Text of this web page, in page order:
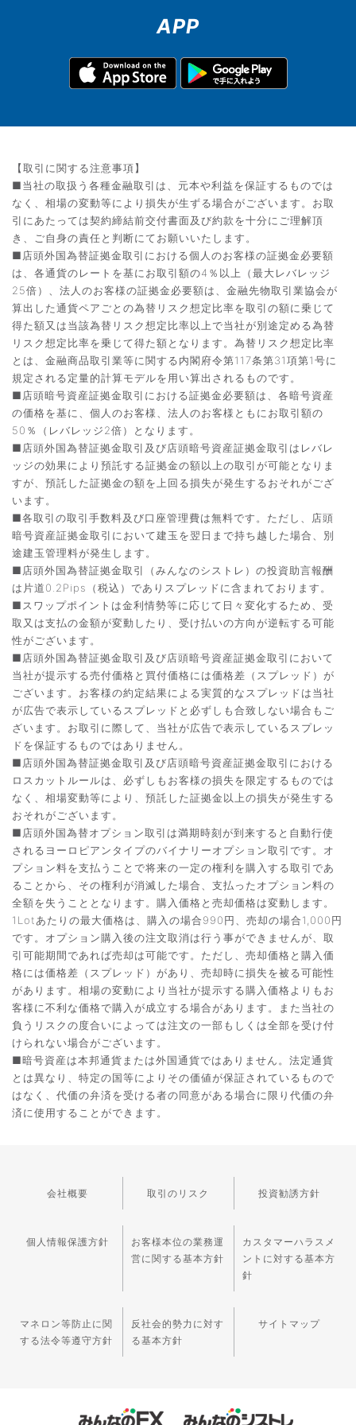
APP
【取引に関する注意事項】
■当社の取扱う各種金融取引は、元本や利益を保証するものでは
なく、相場の変動等により損失が生ずる場合がございます。お取
引にあたっては契約締結前交付書面及び約款を十分にご理解頂
き、ご自身の責任と判断にてお願いいたします。
■店頭外国為替証拠金取引における個人のお客様の証拠金必要額
は、各通貨のレートを基にお取引額の4％以上（最大レバレッジ
25倍）、法人のお客様の証拠金必要額は、金融先物取引業協会が
算出した通貨ペアごとの為替リスク想定比率を取引の額に乗じて
得た額又は当該為替リスク想定比率以上で当社が別途定める為替
リスク想定比率を乗じて得た額となります。為替リスク想定比率
とは、金融商品取引業等に関する内閣府令第117条第31項第1号に
規定される定量的計算モデルを用い算出されるものです。
■店頭暗号資産証拠金取引における証拠金必要額は、各暗号資産
の価格を基に、個人のお客様、法人のお客様ともにお取引額の
50％（レバレッジ2倍）となります。
■店頭外国為替証拠金取引及び店頭暗号資産証拠金取引はレバレ
ッジの効果により預託する証拠金の額以上の取引が可能となりま
すが、預託した証拠金の額を上回る損失が発生するおそれがござ
います。
■各取引の取引手数料及び口座管理費は無料です。ただし、店頭
暗号資産証拠金取引において建玉を翌日まで持ち越した場合、別
途建玉管理料が発生します。
■店頭外国為替証拠金取引（みんなのシストレ）の投資助言報酬
は片道0.2Pips（税込）でありスプレッドに含まれております。
■スワップポイントは金利情勢等に応じて日々変化するため、受
取又は支払の金額が変動したり、受け払いの方向が逆転する可能
性がございます。
■店頭外国為替証拠金取引及び店頭暗号資産証拠金取引において
当社が提示する売付価格と買付価格には価格差（スプレッド）が
ございます。お客様の約定結果による実質的なスプレッドは当社
が広告で表示しているスプレッドと必ずしも合致しない場合もご
ざいます。お取引に際して、当社が広告で表示しているスプレッ
ドを保証するものではありません。
■店頭外国為替証拠金取引及び店頭暗号資産証拠金取引における
ロスカットルールは、必ずしもお客様の損失を限定するものでは
なく、相場変動等により、預託した証拠金以上の損失が発生する
おそれがございます。
■店頭外国為替オプション取引は満期時刻が到来すると自動行使
されるヨーロピアンタイプのバイナリーオプション取引です。オ
プション料を支払うことで将来の一定の権利を購入する取引であ
ることから、その権利が消滅した場合、支払ったオプション料の
全額を失うこととなります。購入価格と売却価格は変動します。
1Lotあたりの最大価格は、購入の場合990円、売却の場合1,000円
です。オプション購入後の注文取消は行う事ができませんが、取
引可能期間であれば売却は可能です。ただし、売却価格と購入価
格には価格差（スプレッド）があり、売却時に損失を被る可能性
があります。相場の変動により当社が提示する購入価格よりもお
客様に不利な価格で購入が成立する場合があります。また当社の
負うリスクの度合いによっては注文の一部もしくは全部を受け付
けられない場合がございます。
■暗号資産は本邦通貨または外国通貨ではありません。法定通貨
とは異なり、特定の国等によりその価値が保証されているもので
はなく、代価の弁済を受ける者の同意がある場合に限り代価の弁
済に使用することができます。
会社概要 取引のリスク 投資勧誘方針
個人情報保護方針
お客様本位の業務運
営に関する基本方針
カスタマーハラスメ
ントに対する基本方
針
マネロン等防止に関
する法令等遵守方針
反社会的勢力に対す
る基本方針
サイトマップ